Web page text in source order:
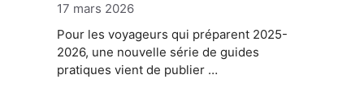
17 mars 2026
Pour les voyageurs qui préparent 2025-
2026, une nouvelle série de guides
pratiques vient de publier …